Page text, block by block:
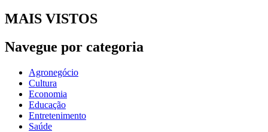
MAIS VISTOS
Navegue por categoria
Agronegócio
Cultura
Economia
Educação
Entretenimento
Saúde